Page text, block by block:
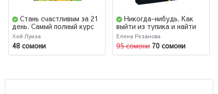
Стань счастливым за 21
день. Самый полный курс
любви к себе
Хей Луиза
48 сомони
Никогда-нибудь. Как
выйти из тупика и найти
себя
Елена Резанова
95 сомони 70 сомони